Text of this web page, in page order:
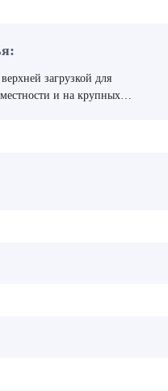
загрузкой для
местности и на крупных